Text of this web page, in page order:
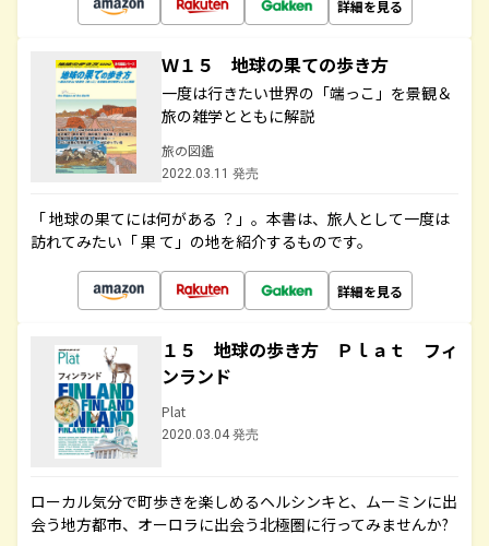
詳細を見る
Ｗ１５ 地球の果ての歩き方
一度は行きたい世界の「端っこ」を景観＆
旅の雑学とともに解説
旅の図鑑
2022.03.11 発売
「 地球の果てには何がある ？」。本書は、旅人として一度は
訪れてみたい「 果 て」の地を紹介するものです。
詳細を見る
１５ 地球の歩き方 Ｐｌａｔ フィ
ンランド
Plat
2020.03.04 発売
ローカル気分で町歩きを楽しめるヘルシンキと、ムーミンに出
会う地方都市、オーロラに出会う北極圏に行ってみませんか?